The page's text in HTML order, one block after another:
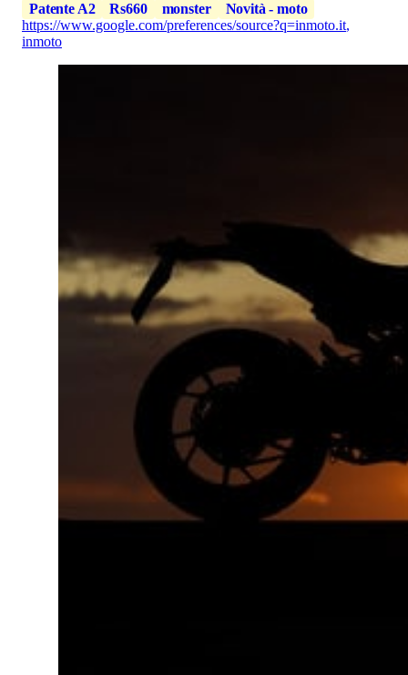
Patente A2
Rs660 monster
Novità - moto
https://www.google.com/preferences/source?q=inmoto.it,
inmoto